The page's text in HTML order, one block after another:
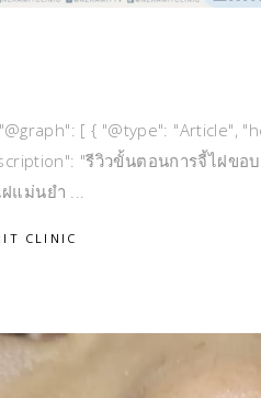
[ { "@type": "Article",
"รีวิวขั้นตอนการจี้ไฝข
ฝแม่นยำ
CLINIC